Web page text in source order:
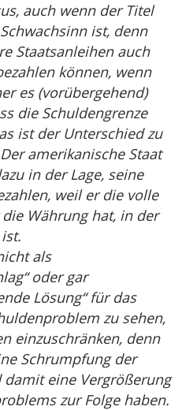
auch wenn der Titel
ist, denn
Staatsanleihen auch
können, wenn
es (vorübergehend)
die Schuldengrenze
ist der Unterschied zu
amerikanische Staat
in der Lage, seine
weil er die volle
Währung hat, in der
als
oder gar
Lösung“ für das
zu sehen,
einzuschränken, denn
Schrumpfung der
damit eine Vergrößerung
zur Folge haben.